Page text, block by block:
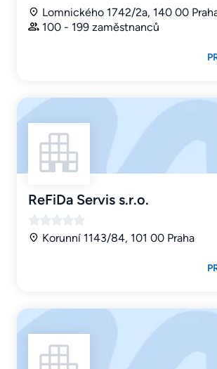
Lomnického 1742/2a, 140 00
100 - 199 zaměstnanců
ReFiDa Servis s.r.o.
Korunní 1143/84, 101 00 Praha